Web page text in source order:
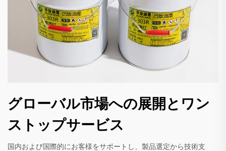
グローバル市場への展開とワン
ストップサービス
国内および国際的にお客様をサポートし、製品選定から技術支